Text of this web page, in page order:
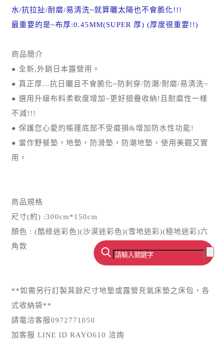
水/抗拉扯/耐磨/易清洗~就算曬太陽也不會脆化!!!
最重要的是~布厚:0.45MM(SUPER 厚) (厚度很重要!!)
商品簡介
● 全新,外銷日本露營用。
● 真正厚...抗日曬且不會脆化~防刺穿/防潮/耐磨/易清洗~
● 選用升級布料柔軟度增加~更好摺疊收納!且耐磨性一樣
不減!!!
● 保護您心愛的帳篷底部不受磨損&增加防水性功能!
● 當作野餐墊，地墊，防滑墊，防潮地墊，使用美觀又實
用。
商品規格
尺寸(約) :300cm*150cm
顏色 : (酷綠迷彩色)(沙漠迷彩色)(雪地迷彩)(極地迷彩)六
角款
**如需另行訂製其餘尺寸地墊或露營充氣床墊之床包，各
式收納袋**
請電洽客服0972771050
加客服 LINE ID RAYO610 洽詢